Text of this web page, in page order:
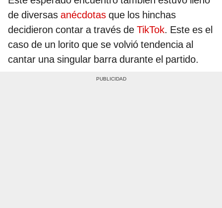
de diversas anécdotas que los hinchas
decidieron contar a través de TikTok. Este es el
caso de un lorito que se volvió tendencia al
cantar una singular barra durante el partido.